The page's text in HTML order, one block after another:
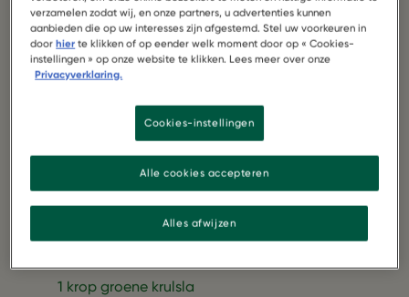
2 potten Garden Gourmet VUNA
1 kleine verse rode appel
1 rijpe avocado
1 krop groene krulsla
verzamelen zodat wij, en onze partners, u advertenties kunnen
aanbieden die op uw interesses zijn afgestemd. Stel uw voorkeuren in
doorhier te klikken of op eender welk moment door op « Cookies-
instellingen » op onze website te klikken. Lees meer over onze
Privacyverklaring.
Cookies-instellingen
Alles afwijzen
Alle cookies accepteren